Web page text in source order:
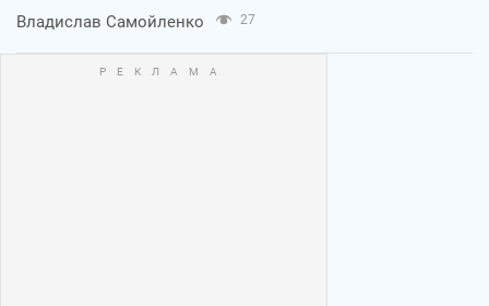
Владислав Самойленко 27